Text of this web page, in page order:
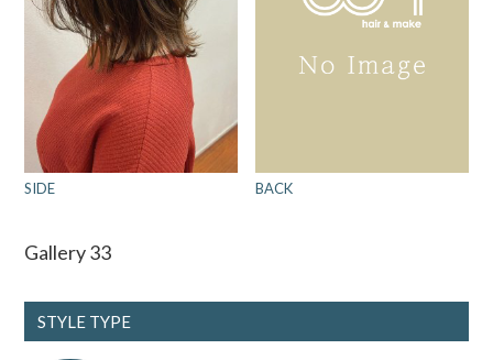
SIDE BACK
Gallery 33
STYLE TYPE